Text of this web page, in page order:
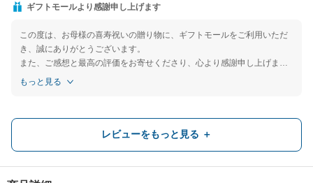
ギフトモールより感謝申し上げます
この度は、お母様の喜寿祝いの贈り物に、ギフトモールをご利用いただ
き、誠にありがとうございます。
また、ご感想と最高の評価をお寄せくださり、心より感謝申し上げま
す。
ジした商品は、喜寿祝いのシンボルカラーである紫色が美しく、特別な
日の贈り物にぴったりですね。
もっと見る
母の喜寿のお祝いに購入させて頂きましたが、とてもキレイで包装も素敵で
す！まだ渡していませんが、きっと気に入ってするくれること間違いないで
す！
レビューをもっと見る ＋